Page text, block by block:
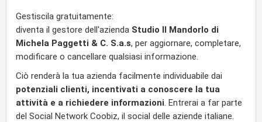
Gestiscila gratuitamente:
diventa il gestore dell'azienda Studio Il Mandorlo di
Michela Paggetti & C. S.a.s, per aggiornare, completare,
modificare o cancellare qualsiasi informazione.
Ciò renderà la tua azienda facilmente individuabile dai
potenziali clienti, incentivati a conoscere la tua
attività e a richiedere informazioni. Entrerai a far parte
del Social Network Coobiz, il social delle aziende italiane.